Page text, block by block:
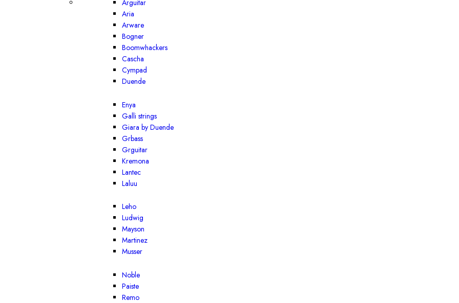
Arguitar
Aria
Arware
Bogner
Boomwhackers
Cascha
Cympad
Duende
Enya
Galli strings
Giara by Duende
Grbass
Grguitar
Kremona
Lantec
Laluu
Leho
Ludwig
Mayson
Martinez
Musser
Noble
Paiste
Remo